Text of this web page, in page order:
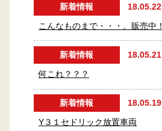
新着情報 18.05.22
こんなものまで・・・。販売中！
新着情報 18.05.21
何これ？？？
新着情報 18.05.19
Y３１セドリック放置車両